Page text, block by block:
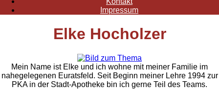
Impressum
Elke Hocholzer
Mein Name ist Elke und ich wohne mit meiner Familie im
nahegelegenen Euratsfeld. Seit Beginn meiner Lehre 1994 zur
PKA in der Stadt-Apotheke bin ich gerne Teil des Teams.